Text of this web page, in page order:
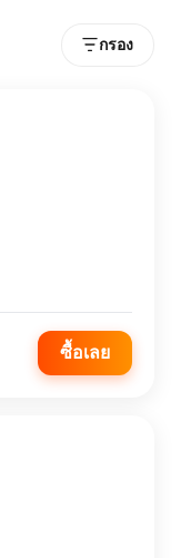
กรอง
ซื้อเลย